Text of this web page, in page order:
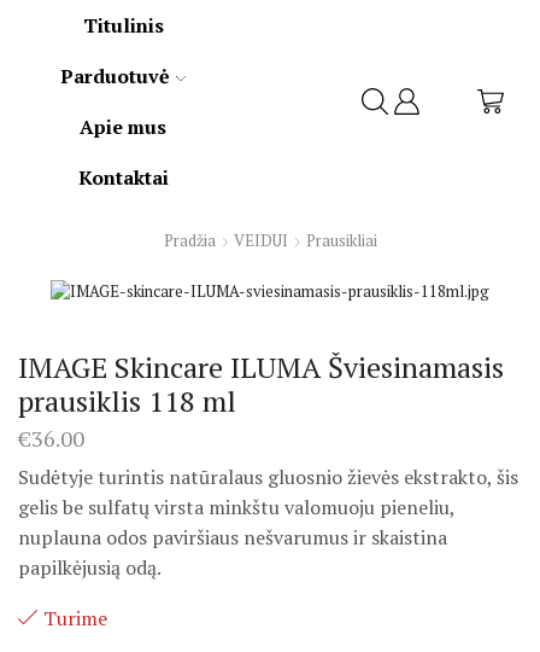
Titulinis
Parduotuvė
Apie mus
Kontaktai
Pradžia VEIDUI Prausikliai
IMAGE Skincare ILUMA Šviesinamasis
prausiklis 118 ml
€36.00
Sudėtyje turintis natūralaus gluosnio žievės ekstrakto, šis
gelis be sulfatų virsta minkštu valomuoju pieneliu,
nuplauna odos paviršiaus nešvarumus ir skaistina
papilkėjusią odą.
Turime